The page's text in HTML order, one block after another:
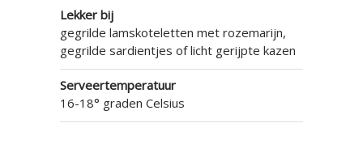
Lekker bij
gegrilde lamskoteletten met rozemarijn,
gegrilde sardientjes of licht gerijpte kazen
Serveertemperatuur
16-18° graden Celsius